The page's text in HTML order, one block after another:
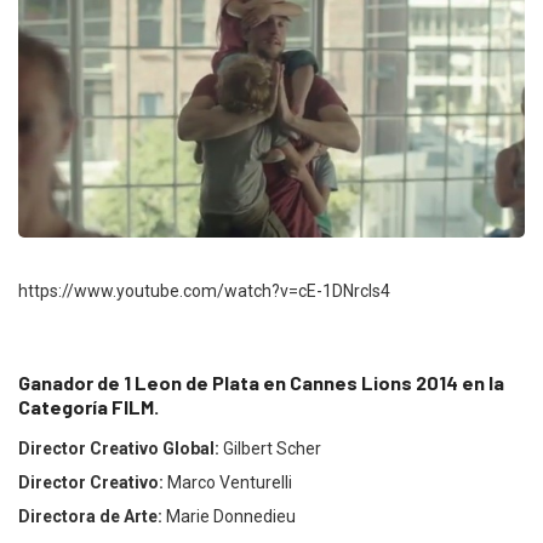
https://www.youtube.com/watch?v=cE-1DNrcls4
Ganador de 1 Leon de Plata en Cannes Lions 2014 en la
Categoría FILM.
Director Creativo Global: Gilbert Scher
Director Creativo: Marco Venturelli
Directora de Arte: Marie Donnedieu